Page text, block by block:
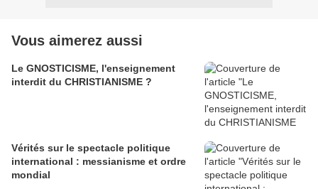
Vous aimerez aussi
Le GNOSTICISME, l'enseignement
interdit du CHRISTIANISME ?
Vérités sur le spectacle politique
international : messianisme et ordre
mondial